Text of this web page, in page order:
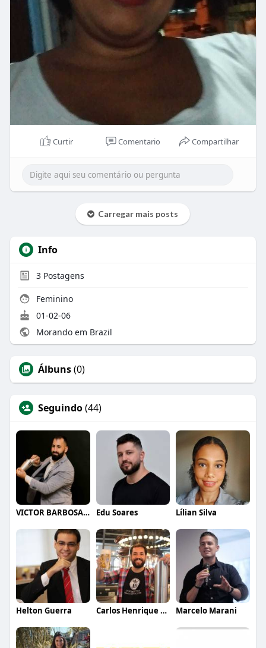
Curtir Comentario Compartilhar
Carregar mais posts
Info
3Postagens
Feminino
01-02-06
Morando em Brazil
Álbuns(0)
Seguindo(44)
VICTOR BARBOSA QUARANTA Edu Soares Lílian Silva
Helton Guerra Carlos Henrique de Faria Vasconcelos Marcelo Marani